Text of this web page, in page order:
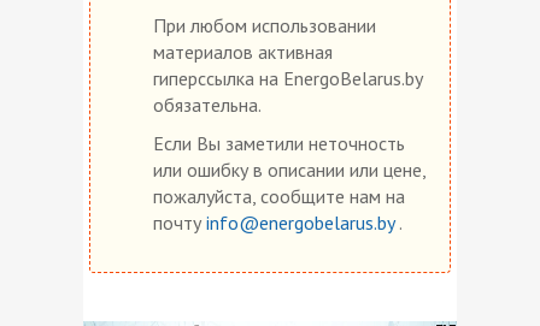
При любом использовании
материалов активная
гиперссылка на EnergoBelarus.by
обязательна.
Если Вы заметили неточность
или ошибку в описании или цене,
пожалуйста, сообщите нам на
почту info@energobelarus.by.